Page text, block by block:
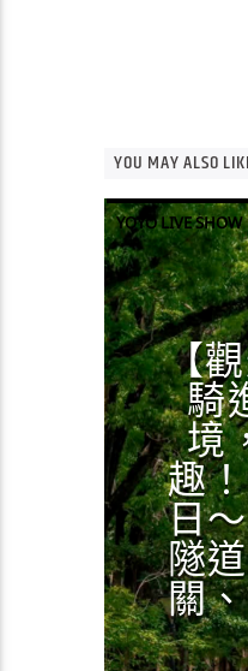
YOU MAY ALSO
YOYO LIVE SHOW
【
騎
境
趣
日
隧
關